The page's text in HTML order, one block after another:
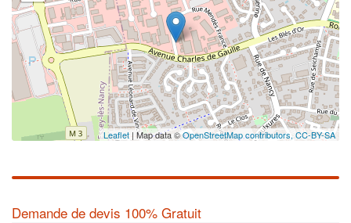
Leaflet | Map data ©OpenStreetMap contributors, CC-BY-SA
Demande de devis 100% Gratuit